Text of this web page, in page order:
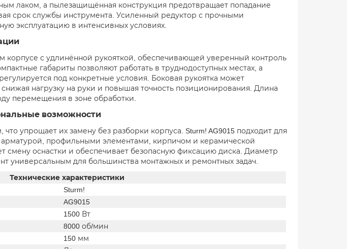
лаком, а пылезащищённая конструкция предотвращает попадание
срок службы инструмента. Усиленный редуктор с прочными
эксплуатацию в интенсивных условиях.
корпусе с удлинённой рукояткой, обеспечивающей уверенный контроль
габариты позволяют работать в труднодоступных местах, а
под конкретные условия. Боковая рукоятка может
нагрузку на руки и повышая точность позиционирования. Длина
перемещения в зоне обработки.
возможности
упрощает их замену без разборки корпуса. Sturm! AG9015 подходит для
арматурой, профильными элементами, кирпичом и керамической
смену оснастки и обеспечивает безопасную фиксацию диска. Диаметр
универсальным для большинства монтажных и ремонтных задач.
Технические характеристики
Sturm!
AG9015
1500 Вт
8000 об/мин
150 мм